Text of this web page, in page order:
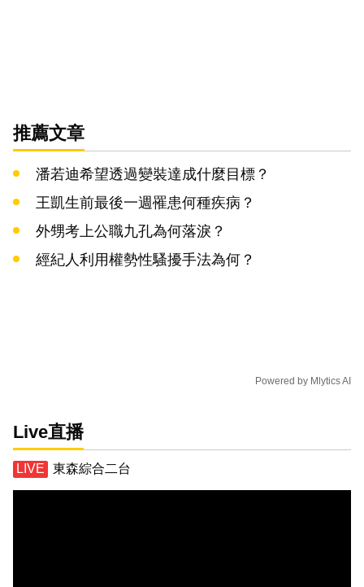
推薦文章
潘若迪希望透過變裝達成什麼目標？
王凱生前最後一週罹患何種疾病？
外甥考上公職九孔為何落淚？
經紀人利用權勢性騷擾手法為何？
Powered by Mlytics AI
Live直播
東森綜合二台